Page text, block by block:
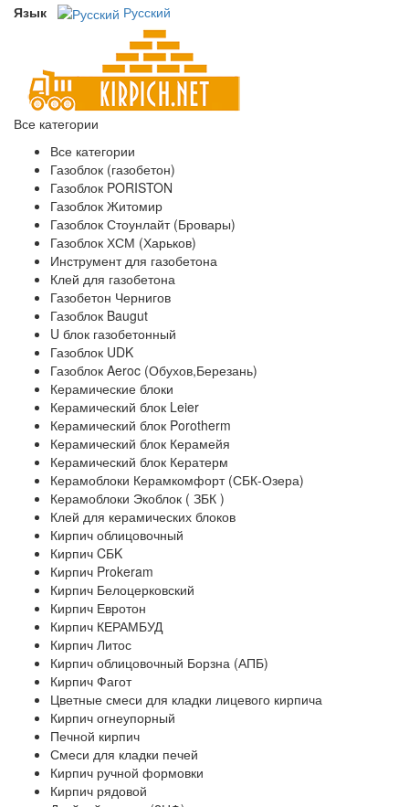
Язык Русский
Все категории
Все категории
Газоблок (газобетон)
Газоблок PORISTON
Газоблок Житомир
Газоблок Стоунлайт (Бровары)
Газоблок ХСМ (Харьков)
Инструмент для газобетона
Клей для газобетона
Газобетон Чернигов
Газоблок Baugut
U блок газобетонный
Газоблок UDK
Газоблок Aeroc (Обухов,Березань)
Керамические блоки
Керамический блок Leier
Керамический блок Porotherm
Керамический блок Керамейя
Керамический блок Кератерм
Керамоблоки Керамкомфорт (СБК-Озера)
Керамоблоки Экоблок ( ЗБК )
Клей для керамических блоков
Кирпич облицовочный
Кирпич CБK
Кирпич Prokeram
Кирпич Белоцерковский
Кирпич Евротон
Кирпич КЕРАМБУД
Кирпич Литос
Кирпич облицовочный Борзна (АПБ)
Кирпич Фагот
Цветные смеси для кладки лицевого кирпича
Кирпич огнеупорный
Печной кирпич
Смеси для кладки печей
Кирпич ручной формовки
Кирпич рядовой